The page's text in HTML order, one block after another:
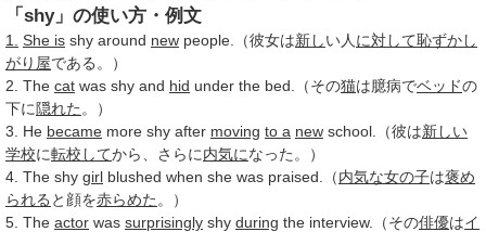
「shy」の使い方・例文
1. She is shy around new people.（彼女は新しい人 に対して恥ずかし
がり屋である。）
2. The cat was shy and hid under the bed.（その猫は臆病でベッドの
下に隠れた 。）
3. He became more shy after moving to a new school.（彼は新しい
学校に転校してから、さらに内気になった。）
4. The shy girl blushed when she was praised.（内気な女の子は褒め
られる と顔を赤らめた 。）
5. The actor was surprisingly shy during the interview.（その俳優はイ